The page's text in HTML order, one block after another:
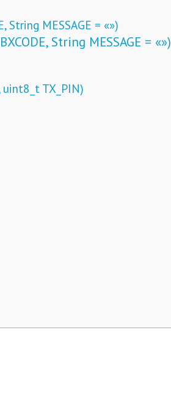
MESSAGE = «»)
String MESSAGE = «»)
uint8_t TX_PIN)